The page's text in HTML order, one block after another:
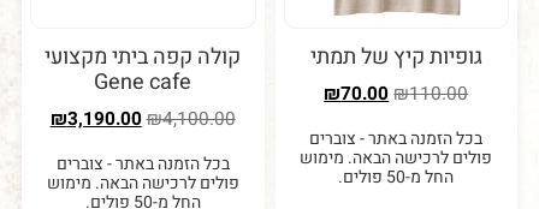
קיץ של תמתי
₪70.00
הזמנה באתר - צוברים
לרכישה הבאה. מימוש
קולה קפה ביתי מקצועי
Gene cafe
₪
₪3,190.00
בכל הזמנה באתר - צוברים
פולים לרכישה הבאה. מימוש